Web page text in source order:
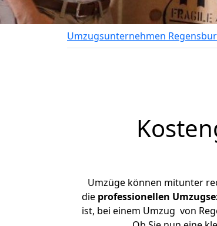
Umzugsunternehmen
Umzüge können mitunter
die professionellen
ist, bei einem Umzug von